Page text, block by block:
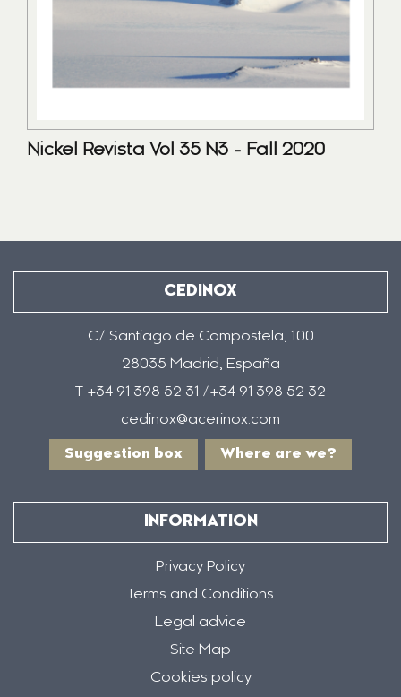
Nickel Revista Vol 35 N3 - Fall 2020
CEDINOX
C/ Santiago de Compostela, 100
28035 Madrid, España
T +34 91 398 52 31 /+34 91 398 52 32
cedinox@acerinox.com
Suggestion box Where are we?
INFORMATION
Privacy Policy
Terms and Conditions
Legal advice
Site Map
Cookies policy